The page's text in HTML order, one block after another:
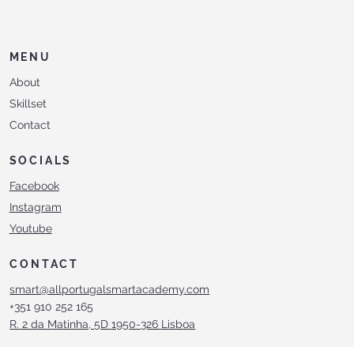
MENU
About
Skillset
Contact
SOCIALS
Facebook
Instagram
Youtube
CONTACT
smart@allportugalsmartacademy.com
+351 910 252 165
R. 2 da Matinha, 5D 1950-326 Lisboa